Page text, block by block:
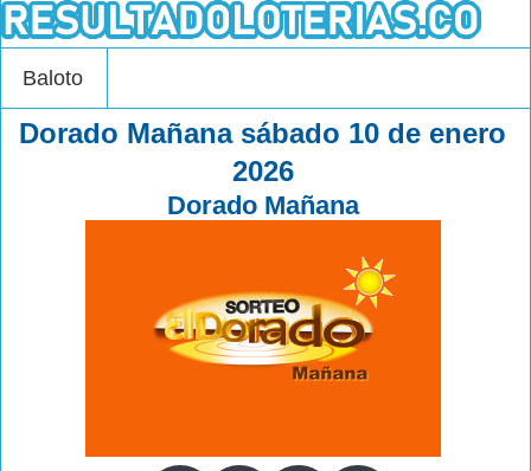
Baloto
Dorado Mañana sábado 10 de enero
2026
Dorado Mañana